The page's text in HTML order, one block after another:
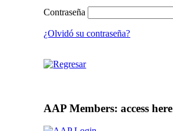
Contraseña
¿Olvidó su contraseña?
AAP Members: access here